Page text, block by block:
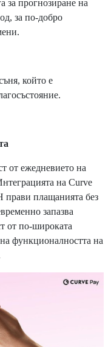
за прогнозиране на
за по-добро
който е
от ежедневието на
на Curve
прави плащанията без
запазва
от по-широката
функционалността на